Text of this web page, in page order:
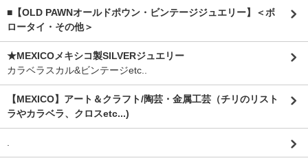
■【OLD PAWNオールドポウン・ビンテージジュエリー】＜ボ
ロータイ・その他＞
★MEXICOメキシコ製SILVERジュエリー
カラベラスカル&ビンテージetc..
【MEXICO】アート＆クラフト/陶芸・金属工芸（チリのリスト
ラやカラベラ、クロスetc...)